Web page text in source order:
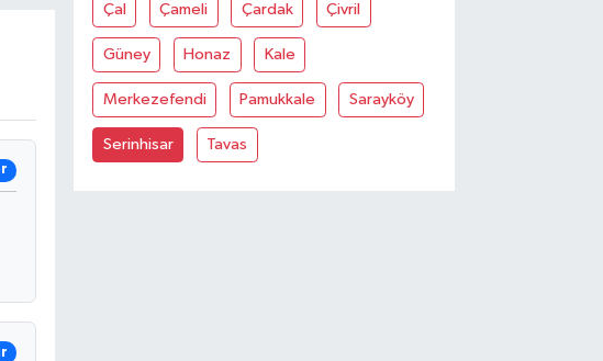
Çal Çameli Çardak Çivril
Güney Honaz Kale
Merkezefendi Pamukkale Sarayköy
Serinhisar Tavas